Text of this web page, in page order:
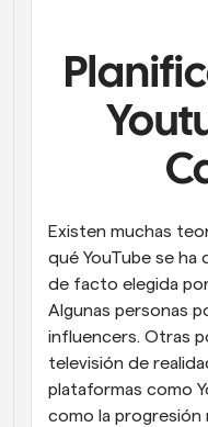
Programación
Automatiza la
Blog
Mantente al día
Reserva
Recibe
Existen muchas
qué YouTube se ha
de facto elegida
Algunas personas
influencers. Otras
televisión de
plataformas como
como la progresión